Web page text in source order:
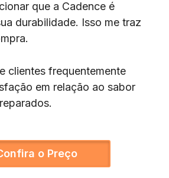
que a Cadence é
durabilidade. Isso me traz
clientes frequentemente
em relação ao sabor
o Preço